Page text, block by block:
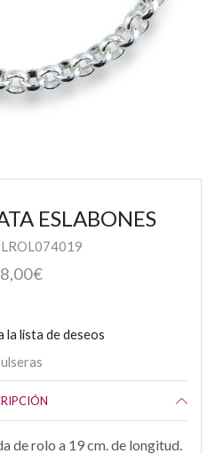
ESLABONES
€
la lista de deseos
de rolo a 19 cm. de longitud.